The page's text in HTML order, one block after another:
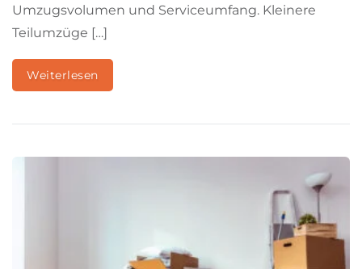
Umzugsvolumen und Serviceumfang. Kleinere
Teilumzüge […]
Weiterlesen